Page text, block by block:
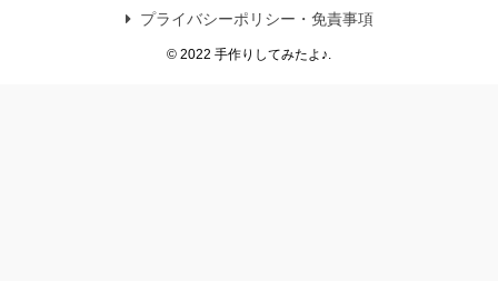
プライバシーポリシー・免責事項
© 2022 手作りしてみたよ♪.